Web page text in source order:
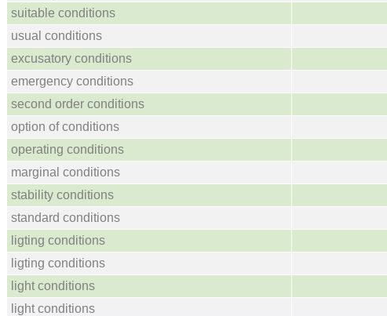
suitable conditions
usual conditions
excusatory conditions
emergency conditions
second order conditions
option of conditions
operating conditions
marginal conditions
stability conditions
standard conditions
ligting conditions
ligting conditions
light conditions
light conditions